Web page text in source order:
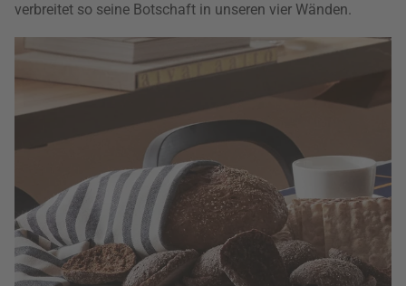
verbreitet so seine Botschaft in unseren vier Wänden.